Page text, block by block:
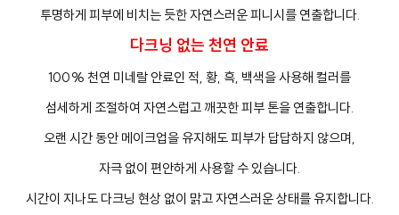
투명하게 피부에 비치는 듯한 자연스러운 피니시를 연출합니다.
다크닝 없는 천연 안료
100% 천연 미네랄 안료인 적, 황, 흑, 백색을 사용해 컬러를
섬세하게 조절하여 자연스럽고 깨끗한 피부 톤을 연출합니다.
오랜 시간 동안 메이크업을 유지해도 피부가 답답하지 않으며,
자극 없이 편안하게 사용할 수 있습니다.
시간이 지나도 다크닝 현상 없이 맑고 자연스러운 상태를 유지합니다.